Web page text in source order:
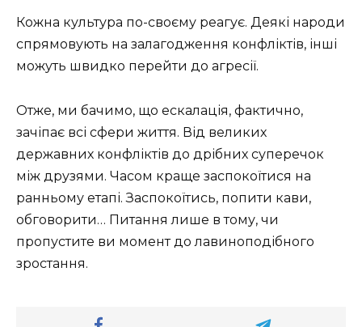
Кожна культура по-своєму реагує. Деякі народи
спрямовують на залагодження конфліктів, інші
можуть швидко перейти до агресії.
Отже, ми бачимо, що ескалація, фактично,
зачіпає всі сфери життя. Від великих
державних конфліктів до дрібних суперечок
між друзями. Часом краще заспокоїтися на
ранньому етапі. Заспокоїтись, попити кави,
обговорити… Питання лише в тому, чи
пропустите ви момент до лавиноподібного
зростання.